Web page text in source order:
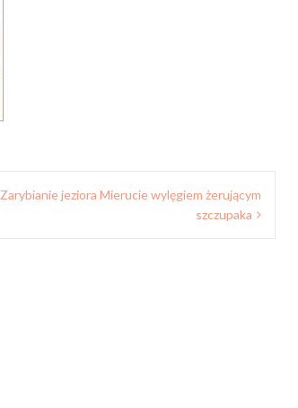
Zarybianie jeziora Mierucie wylęgiem żerującym
szczupaka